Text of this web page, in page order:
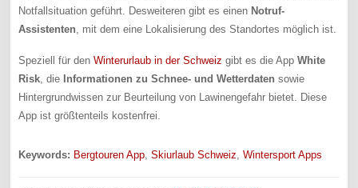
Notfallsituation geführt. Desweiteren gibt es einen Notruf-
Assistenten , mit dem eine Lokalisierung des Standortes möglich ist.
Speziell für denWinterurlaub in der Schweiz gibt es die AppWhite
Risk, die Informationen zu Schnee- und Wetterdaten sowie
Hintergrundwissen zur Beurteilung von Lawinengefahr bietet. Diese
App ist größtenteils kostenfrei.
Keywords: Bergtouren App,Skiurlaub Schweiz,Wintersport Apps